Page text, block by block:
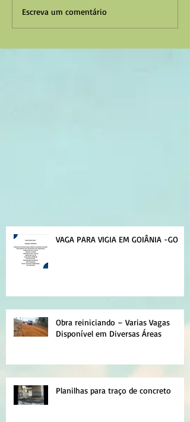
Escreva um comentário
VAGA PARA VIGIA EM GOIÂNIA -GO
Obra reiniciando – Varias Vagas
Disponível em Diversas Áreas
Planilhas para traço de concreto